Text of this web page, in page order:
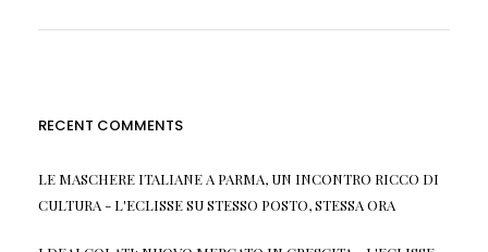
RECENT COMMENTS
LE MASCHERE ITALIANE A PARMA, UN INCONTRO RICCO DI
CULTURA - L'ECLISSESUSTESSO POSTO, STESSA ORA